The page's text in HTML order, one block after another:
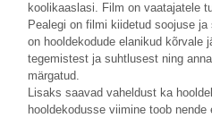
koolikaaslasi. Film on vaatajatele
Pealegi on filmi kiidetud soojuse
on hooldekodude elanikud kõrvale
tegemistest ja suhtlusest ning
märgatud.
Lisaks saavad vaheldust ka
hooldekodusse viimine toob nende